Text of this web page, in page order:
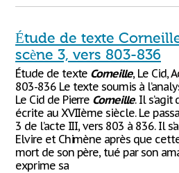
Étude de texte
scène 3, vers 803-836
Étude de texte Corneille, Le Cid,
803-836 Le texte soumis à
Le Cid de Pierre Corneille. Il s’agit
écrite au XVIIème siècle. Le
3 de l’acte III, vers 803 à 836. Il
Elvire et Chimène après que
mort de son père, tué par son
exprime sa